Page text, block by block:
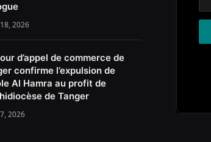
2026
d’appel de commerce de
confirme l’expulsion de
Al Hamra au profit de
de Tanger
2026